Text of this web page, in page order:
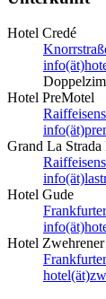
Hotel Credé
Hotel PreMotel
Grand La Strada
Hotel Gude
Hotel